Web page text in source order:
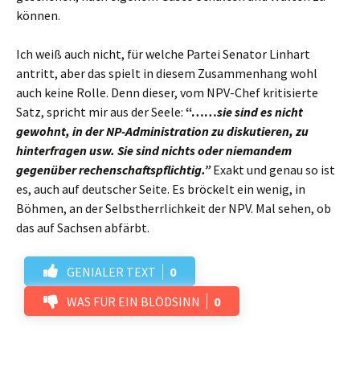
können.
Ich weiß auch nicht, für welche Partei Senator Linhart
antritt, aber das spielt in diesem Zusammenhang wohl
auch keine Rolle. Denn dieser, vom NPV-Chef kritisierte
Satz, spricht mir aus der Seele: “……sie sind es nicht
gewohnt, in der NP-Administration zu diskutieren, zu
hinterfragen usw. Sie sind nichts oder niemandem
gegenüber rechenschaftspflichtig.”Exakt und genau so ist
es, auch auf deutscher Seite. Es bröckelt ein wenig, in
Böhmen, an der Selbstherrlichkeit der NPV. Mal sehen, ob
das auf Sachsen abfärbt.
GENIALER TEXT
0
WAS FÜR EIN BLÖDSINN
0